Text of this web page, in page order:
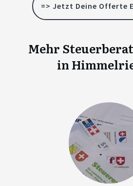
=> Jetzt Deine Offerte
Mehr
in